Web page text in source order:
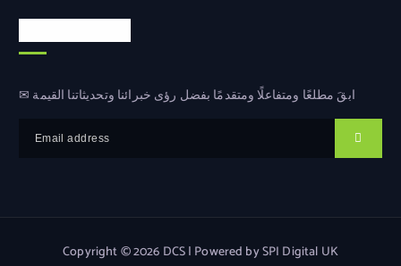
✉ ابقَ مطلعًا ومتفاعلًا ومتقدمًا بفضل رؤى خبرائنا وتحديثاتنا القيمة
Copyright © 2026 DCS | Powered by SPI Digital UK